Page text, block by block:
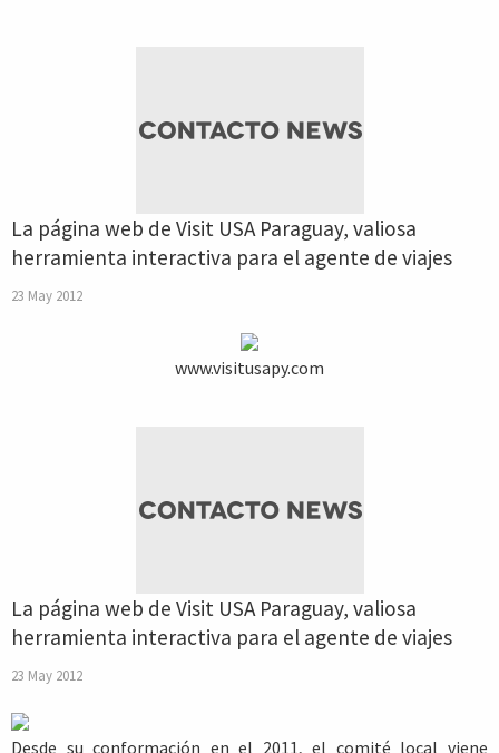
La página web de Visit USA Paraguay, valiosa
herramienta interactiva para el agente de viajes
23 May 2012
www.visitusapy.com
La página web de Visit USA Paraguay, valiosa
herramienta interactiva para el agente de viajes
23 May 2012
Desde su conformación en el 2011, el comité local viene